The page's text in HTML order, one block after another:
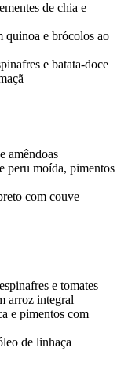
de chia e
quinoa e brócolos ao
e batata-doce
amêndoas
peru moída, pimentos
com couve
e tomates
arroz integral
e pimentos com
de linhaça